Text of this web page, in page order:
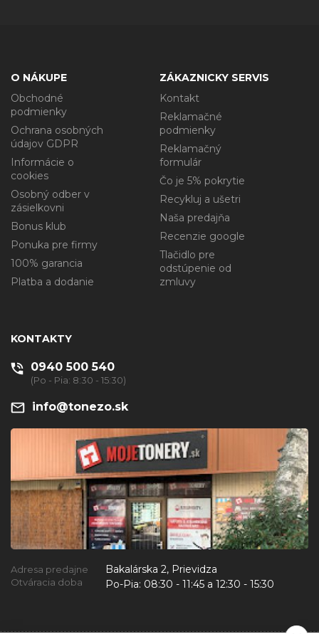
O NÁKUPE
Obchodné
podmienky
Ochrana osobných
údajov GDPR
Informácie o
cookies
Osobný odber v
zásielkovni
Bonus klub
Ponuka pre firmy
100% garancia
Platba a dodanie
ZÁKAZNICKY SERVIS
Kontakt
Reklamačné
podmienky
Reklamačný
formulár
Čo je 5% pokrytie
Recykluj a ušetri
Naša predajňa
Recenzie google
Tlačidlo pre
odstúpenie od
zmluvy
KONTAKTY
0940 500 540
(Po - Pia: 8:30 - 15:30)
info@tonezo.sk
Adresa predajne Bakalárska 2, Prievidza
Otváracia doba Po-Pia: 08:30 - 11:45 a 12:30 - 15:30